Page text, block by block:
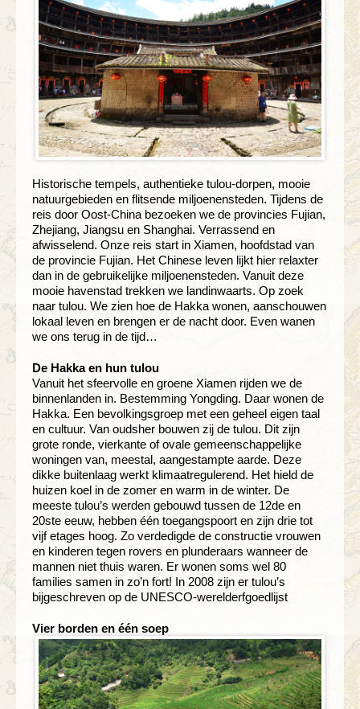
Historische tempels, authentieke tulou-dorpen, mooie
natuurgebieden en flitsende miljoenensteden. Tijdens de
reis door Oost-China bezoeken we de provincies Fujian,
Zhejiang, Jiangsu en Shanghai. Verrassend en
afwisselend. Onze reis start in Xiamen, hoofdstad van
de provincie Fujian. Het Chinese leven lijkt hier relaxter
dan in de gebruikelijke miljoenensteden. Vanuit deze
mooie havenstad trekken we landinwaarts. Op zoek
naar tulou. We zien hoe de Hakka wonen, aanschouwen
lokaal leven en brengen er de nacht door. Even wanen
we ons terug in de tijd…
De Hakka en hun tulou
Vanuit het sfeervolle en groene Xiamen rijden we de
binnenlanden in. Bestemming Yongding. Daar wonen de
Hakka. Een bevolkingsgroep met een geheel eigen taal
en cultuur. Van oudsher bouwen zij de tulou. Dit zijn
grote ronde, vierkante of ovale gemeenschappelijke
woningen van, meestal, aangestampte aarde. Deze
dikke buitenlaag werkt klimaatregulerend. Het hield de
huizen koel in de zomer en warm in de winter. De
meeste tulou’s werden gebouwd tussen de 12de en
20ste eeuw, hebben één toegangspoort en zijn drie tot
vijf etages hoog. Zo verdedigde de constructie vrouwen
en kinderen tegen rovers en plunderaars wanneer de
mannen niet thuis waren. Er wonen soms wel 80
families samen in zo’n fort! In 2008 zijn er tulou’s
bijgeschreven op de UNESCO-werelderfgoedlijst
Vier borden en één soep